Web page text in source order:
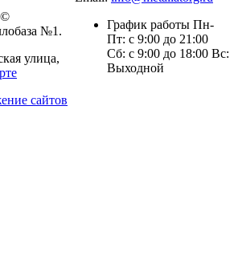
©
№1.
улица,
сайтов
График работы Пн-
Пт: с 9:00 до 21:00
Сб: с 9:00 до 18:00 Вс:
Выходной